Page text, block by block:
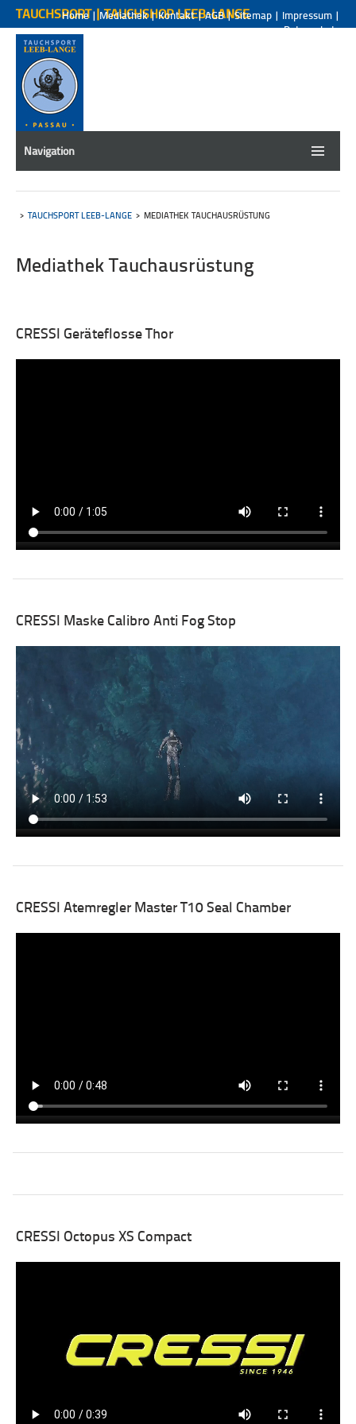
TAUCHSPORT | TAUCHSHOP LEEB-LANGE
Home| Mediathek|Kontakt|AGB|Sitemap | Impressum |
Datenschutz
Navigation
TAUCHSPORT LEEB-LANGE MEDIATHEK TAUCHAUSRÜSTUNG
Mediathek Tauchausrüstung
CRESSI Geräteflosse Thor
CRESSI Maske Calibro Anti Fog Stop
CRESSI Atemregler Master T10 Seal Chamber
CRESSI Octopus XS Compact